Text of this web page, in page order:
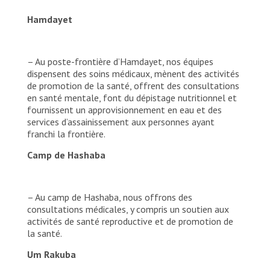
Hamdayet
– Au poste-frontière d’Hamdayet, nos équipes
dispensent des soins médicaux, mènent des activités
de promotion de la santé, offrent des consultations
en santé mentale, font du dépistage nutritionnel et
fournissent un approvisionnement en eau et des
services d’assainissement aux personnes ayant
franchi la frontière.
Camp de Hashaba
– Au camp de Hashaba, nous offrons des
consultations médicales, y compris un soutien aux
activités de santé reproductive et de promotion de
la santé.
Um Rakuba